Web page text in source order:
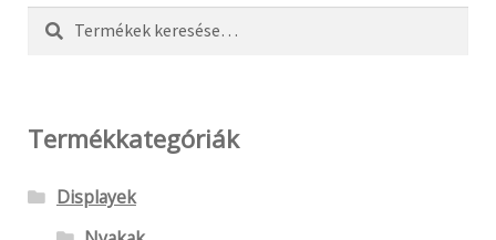
a
Keresés
Keresés
Termékkategóriák
Displayek